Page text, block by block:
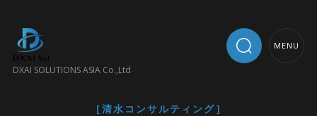
DXAI SOLUTIONS ASIA Co.,Ltd
MENU
[清水コンサルティング]